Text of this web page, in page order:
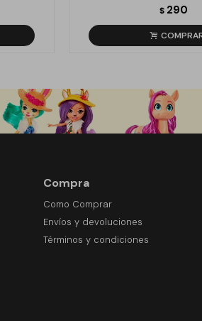
$ 290
Compra
Como Comprar
Envíos y devoluciones
Términos y condiciones